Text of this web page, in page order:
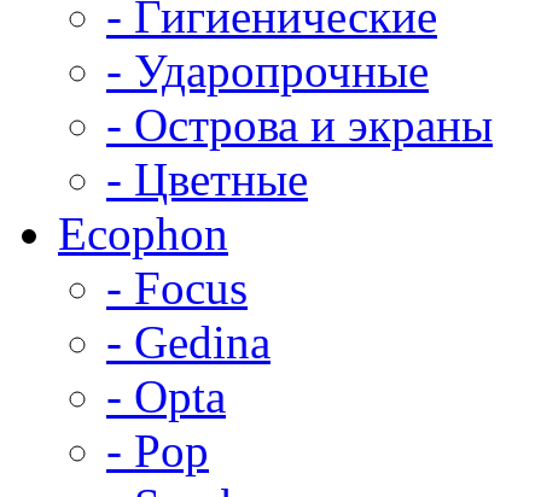
- Гигиенические
- Ударопрочные
- Острова и экраны
- Цветные
Ecophon
- Focus
- Gedina
- Opta
- Pop